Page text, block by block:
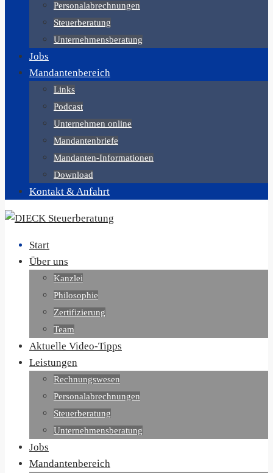
Personalabrechnungen
Steuerberatung
Unternehmensberatung
Jobs
Mandantenbereich
Links
Podcast
Unternehmen online
Mandantenbriefe
Mandanten-Informationen
Download
Kontakt & Anfahrt
Start
Über uns
Kanzlei
Philosophie
Zertifizierung
Team
Aktuelle Video-Tipps
Leistungen
Rechnungswesen
Personalabrechnungen
Steuerberatung
Unternehmensberatung
Jobs
Mandantenbereich